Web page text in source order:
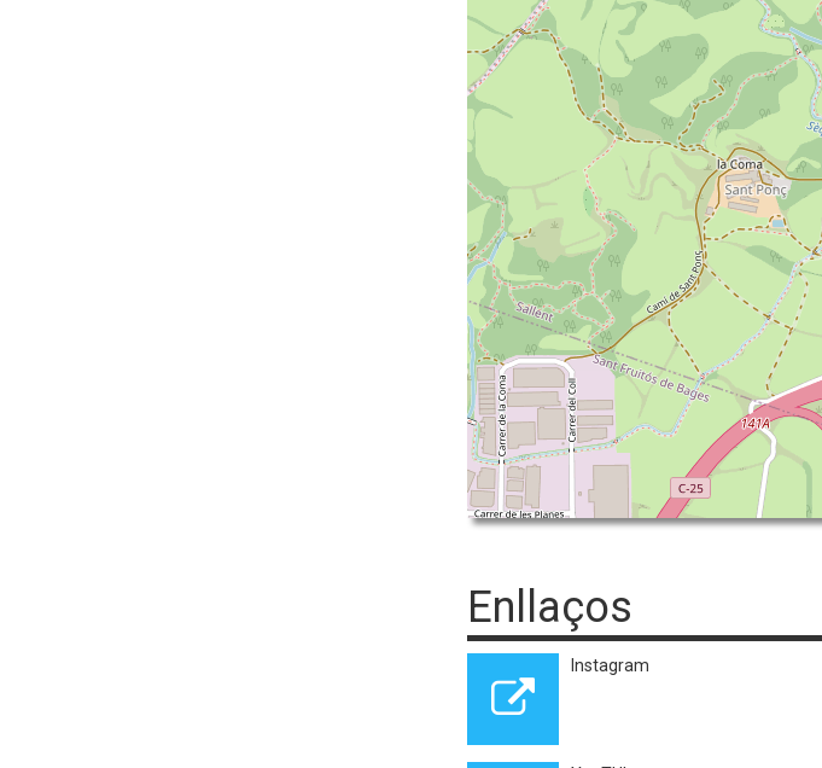
Enllaços
Instagram